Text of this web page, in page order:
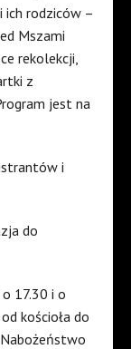
ich rodziców –
Mszami
rekolekcji,
z
jest na
i
do
17.30 i o
kościoła do